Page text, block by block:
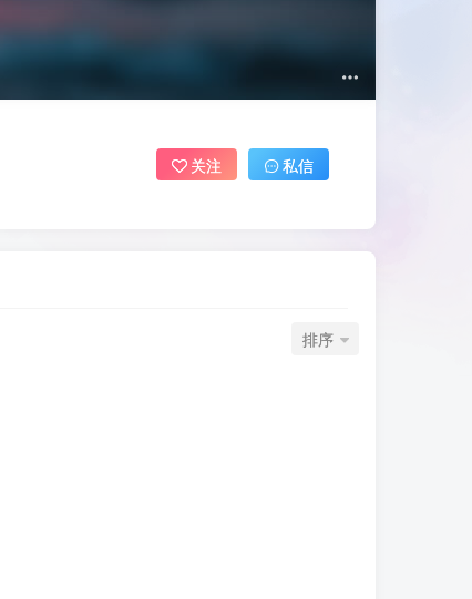
关注 私信
排序